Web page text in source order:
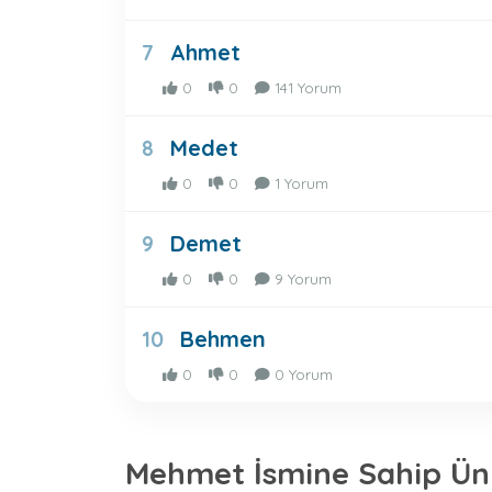
7 Ahmet
0 0 141 Yorum
8 Medet
0 0 1 Yorum
9 Demet
0 0 9 Yorum
10 Behmen
0 0 0 Yorum
Mehmet İsmine Sahip